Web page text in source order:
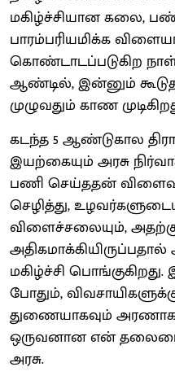
மகிழ்ச்சியான கலை,
பாரம்பரியமிக்க
கொண்டாடப்படுகிற
ஆண்டில், இன்னும்
முழுவதும் காண
கடந்த 5 ஆண்டுகால
இயற்கையும் அரசு
பணி செய்ததன்
செழித்து,
விளைச்சலையும்,
மகிழ்ச்சி
போதும்,
துணையாகவும்
ஒருவனான என்
அரசு.